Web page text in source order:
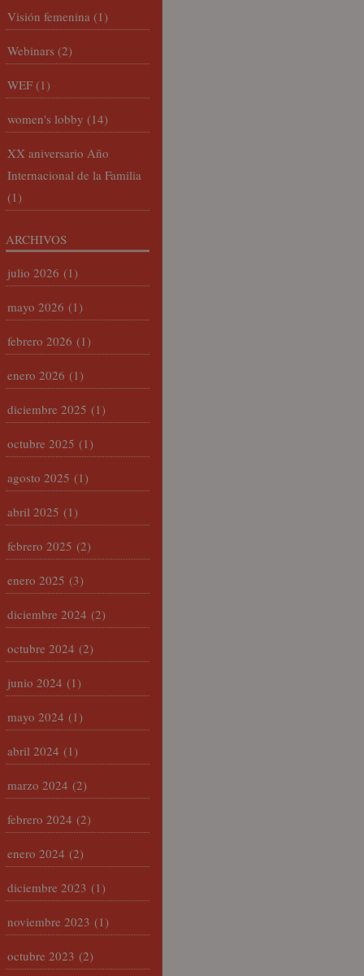
Visión femenina (1)
Webinars (2)
WEF (1)
women's lobby (14)
XX aniversario Año
Internacional de la Familia
(1)
ARCHIVOS
julio 2026 (1)
mayo 2026 (1)
febrero 2026 (1)
enero 2026 (1)
diciembre 2025 (1)
octubre 2025 (1)
agosto 2025 (1)
abril 2025 (1)
febrero 2025 (2)
enero 2025 (3)
diciembre 2024 (2)
octubre 2024 (2)
junio 2024 (1)
mayo 2024 (1)
abril 2024 (1)
marzo 2024 (2)
febrero 2024 (2)
enero 2024 (2)
diciembre 2023 (1)
noviembre 2023 (1)
octubre 2023 (2)